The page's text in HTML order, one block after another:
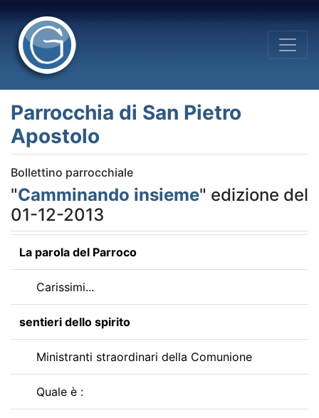
Parrocchia di San Pietro
Apostolo
Bollettino parrocchiale
"Camminando insieme" edizione del
01-12-2013
La parola del Parroco
Carissimi...
sentieri dello spirito
Ministranti straordinari della Comunione
Quale è :